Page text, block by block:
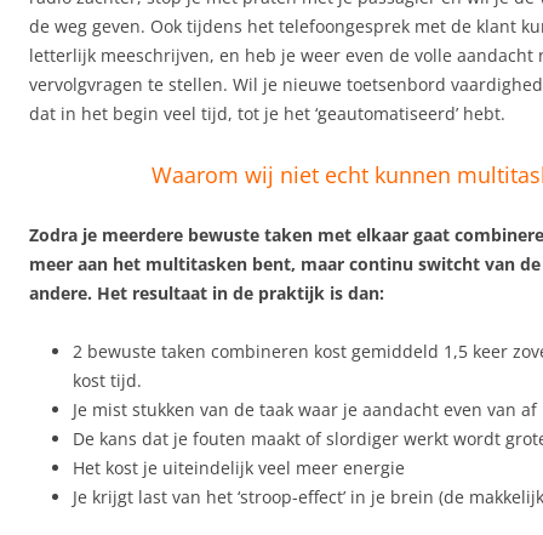
de weg geven. Ook tijdens het telefoongesprek met de klant
letterlijk meeschrijven, en heb je weer even de volle aandacht
vervolgvragen te stellen. Wil je nieuwe toetsenbord
dat in het begin veel tijd, tot je het ‘geautomatiseerd’ hebt.
Waarom wij niet echt kunnen
Zodra je meerdere bewuste taken met elkaar gaat
meer aan het multitasken bent, maar continu switcht van
andere. Het resultaat in de praktijk is dan:
2 bewuste taken combineren kost gemiddeld 1,5 keer
kost tijd.
Je mist stukken van de taak waar je aandacht even van af
De kans dat je fouten maakt of slordiger werkt wordt
Het kost je uiteindelijk veel meer energie
Je krijgt last van het ‘stroop-effect’ in je brein (de